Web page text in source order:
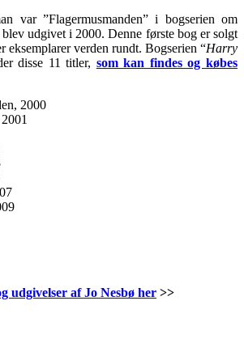
var ”Flagermusmanden” i bogserien om
udgivet i 2000. Denne første bog er solgt
eksemplarer verden rundt. Bogserien “Harry
disse 11 titler, som kan findes og købes
2000
udgivelser af Jo Nesbø her >>